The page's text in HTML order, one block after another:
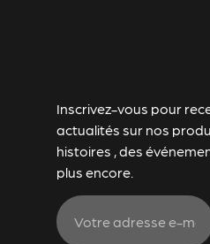
Inscrivez-vous pour
actualités sur nos
histoires , des
plus encore.